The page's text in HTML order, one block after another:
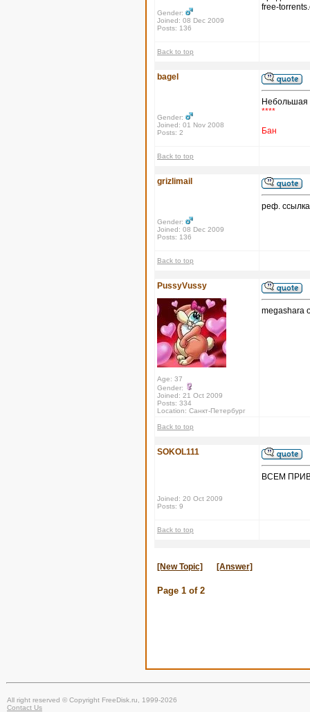
Gender:
Joined: 08 Dec 2009
Posts: 136
free-
Back to top
bagel
Gender:
Joined: 01 Nov 2008
Posts: 2
Небольшая
****
Бан
Back to top
grizlimail
Gender:
Joined: 08 Dec 2009
Posts: 136
реф.
Back to top
PussyVussy
Age: 37
Gender:
Joined: 21 Oct 2009
Posts: 334
Location: Санкт-Петербург
megashara
Back to top
SOKOL111
Joined: 20 Oct 2009
Posts: 9
ВСЕМ
Back to top
[New Topic] [Answer]
Page 1 of 2
All right reserved © Copyright FreeDisk.ru, 1999-2026
Contact Us